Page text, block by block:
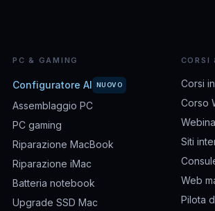
PC & GAMING
Configuratore AI NUOVO
Assemblaggio PC
PC gaming
Riparazione MacBook
Riparazione iMac
Batteria notebook
Upgrade SSD Mac
CORSI
Corsi
Corso
Siti
Web
Pilota